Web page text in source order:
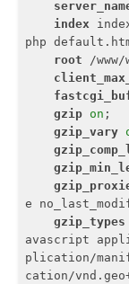
index
php
root /
gzip
on ;
gzip_vary
e
gzip_types
avascript
plication/
cation/